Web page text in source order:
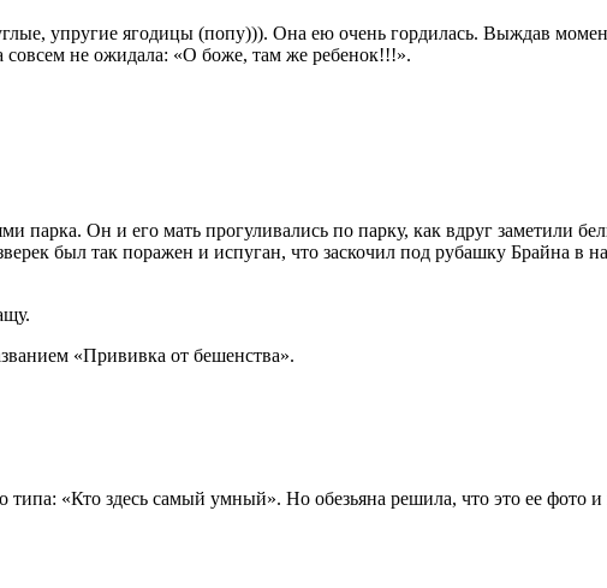
упругие ягодицы (попу))). Она ею очень гордилась. Выждав
не ожидала: «О боже, там же ребенок!!!».
Он и его мать прогуливались по парку, как вдруг заметили
был так поражен и испуган, что заскочил под рубашку Брайна в
«Прививка от бешенства».
типа: «Кто здесь самый умный». Но обезьяна решила, что это ее